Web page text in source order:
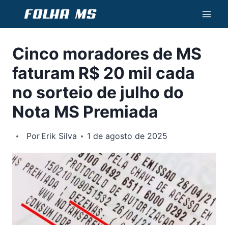
Conteúdo
Cinco moradores de MS
faturam R$ 20 mil cada
no sorteio de julho do
Nota MS Premiada
Por Erik Silva 1 de agosto de 2025